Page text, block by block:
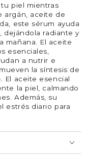
piel mientras
argán, aceite de
este sérum ayuda
dejándola radiante y
mañana. El aceite
esenciales,
a nutrir e
la síntesis de
El aceite esencial
la piel, calmando
Además, su
estrés diario para